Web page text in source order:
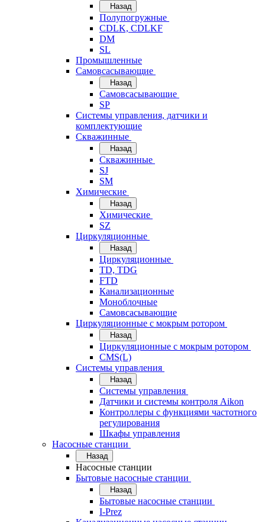
Назад
Полупогружные
CDLK, CDLKF
DM
SL
Промышленные
Самовсасывающие
Назад
Самовсасывающие
SP
Системы управления, датчики и
комплектующие
Скважинные
Назад
Скважинные
SJ
SM
Химические
Назад
Химические
SZ
Циркуляционные
Назад
Циркуляционные
TD, TDG
FTD
Канализационные
Моноблочные
Самовсасывающие
Циркуляционные с мокрым ротором
Назад
Циркуляционные с мокрым ротором
CMS(L)
Системы управления
Назад
Системы управления
Датчики и системы контроля Aikon
Контроллеры с функциями частотного
регулирования
Шкафы управления
Насосные станции
Назад
Насосные станции
Бытовые насосные станции
Назад
Бытовые насосные станции
I-Prez